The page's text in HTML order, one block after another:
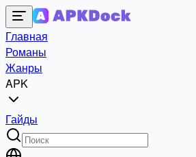
Главная
Романы
Жанры
APK
Гайды